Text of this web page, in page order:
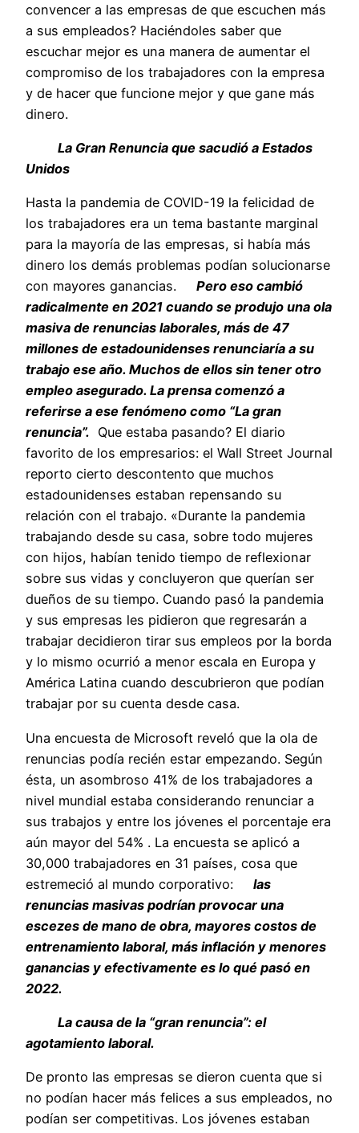
convencer a las empresas de que escuchen más
a sus empleados? Haciéndoles saber que
escuchar mejor es una manera de aumentar el
compromiso de los trabajadores con la empresa
y de hacer que funcione mejor y que gane más
dinero.
La Gran Renuncia que sacudió a Estados
Unidos
Hasta la pandemia de COVID-19 la felicidad de
los trabajadores era un tema bastante marginal
para la mayoría de las empresas, si había más
dinero los demás problemas podían solucionarse
con mayores ganancias.
Pero eso cambió
radicalmente en 2021 cuando se produjo una ola
masiva de renuncias laborales, más de 47
millones de estadounidenses renunciaría a su
trabajo ese año. Muchos de ellos sin tener otro
empleo asegurado. La prensa comenzó a
referirse a ese fenómeno como “La gran
renuncia”. Que estaba pasando? El diario
favorito de los empresarios: el Wall Street Journal
reporto cierto descontento que muchos
estadounidenses estaban repensando su
relación con el trabajo. «Durante la pandemia
trabajando desde su casa, sobre todo mujeres
con hijos, habían tenido tiempo de reflexionar
sobre sus vidas y concluyeron que querían ser
dueños de su tiempo. Cuando pasó la pandemia
y sus empresas les pidieron que regresarán a
trabajar decidieron tirar sus empleos por la borda
y lo mismo ocurrió a menor escala en Europa y
América Latina cuando descubrieron que podían
trabajar por su cuenta desde casa.
Una encuesta de Microsoft reveló que la ola de
renuncias podía recién estar empezando. Según
ésta, un asombroso 41% de los trabajadores a
nivel mundial estaba considerando renunciar a
sus trabajos y entre los jóvenes el porcentaje era
aún mayor del 54% . La encuesta se aplicó a
30,000 trabajadores en 31 países, cosa que
estremeció al mundo corporativo:
las
renuncias masivas podrían provocar una
escezes de mano de obra, mayores costos de
entrenamiento laboral, más inflación y menores
ganancias y efectivamente es lo qué pasó en
2022.
La causa de la “gran renuncia”: el
agotamiento laboral.
De pronto las empresas se dieron cuenta que si
no podían hacer más felices a sus empleados, no
podían ser competitivas. Los jóvenes estaban